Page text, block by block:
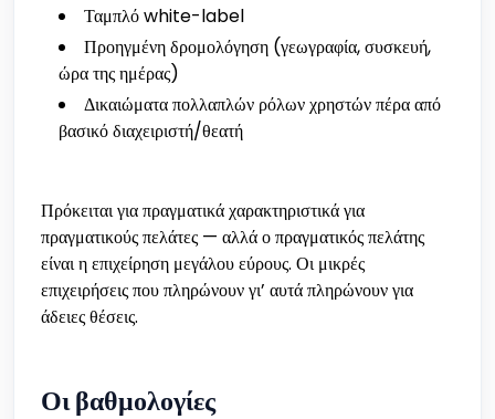
Ταμπλό white-label
Προηγμένη δρομολόγηση (γεωγραφία, συσκευή,
ώρα της ημέρας)
Δικαιώματα πολλαπλών ρόλων χρηστών πέρα από
βασικό διαχειριστή/θεατή
Πρόκειται για πραγματικά χαρακτηριστικά για
πραγματικούς πελάτες — αλλά ο πραγματικός πελάτης
είναι η επιχείρηση μεγάλου εύρους. Οι μικρές
επιχειρήσεις που πληρώνουν γι’ αυτά πληρώνουν για
άδειες θέσεις.
Οι βαθμολογίες